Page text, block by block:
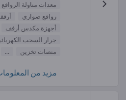
معدات مناولة الروافع
روافع صواري
أجهزة مكدس أرفف
جرار السحب
منصات تخزين
...
مزيد من